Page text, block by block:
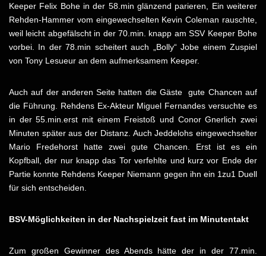
Keeper Felix Bohe in der 58.min glänzend parieren, Ein weiterer
Rehden-Hammer vom eingewechselten Kevin Coleman rauschte,
weil leicht abgefälscht in der 70.min. knapp am SSV Keeper Bohe
vorbei. In der 78.min scheitert auch „Bolly“ Jobe einem Zuspiel
von Tony Lesueur an dem aufmerksamem Keeper.
Auch auf der anderen Seite hatten die Gäste gute Chancen auf
die Führung. Rehdens Ex-Akteur Miguel Fernandes versuchte es
in der 55.min.erst mit einem Freistoß und Conor Gnerlich zwei
Minuten später aus der Distanz. Auch Jeddelohs eingewechselter
Mario Fredehorst hatte zwei gute Chancen. Erst ist es ein
Kopfball, der nur knapp das Tor verfehlte und kurz vor Ende der
Partie konnte Rehdens Keeper Niemann gegen ihn ein 1zu1 Duell
für sich entscheiden.
BSV-Möglichkeiten in der Nachspielzeit fast im Minutentakt
Zum großen Gewinner des Abends hätte der in der 77.min.